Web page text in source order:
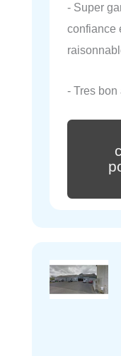
- Super
confiance
- Tres bon